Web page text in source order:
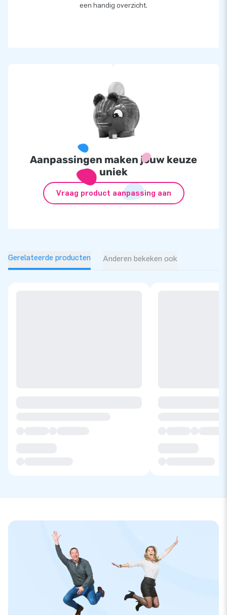
een handig overzicht.
Aanpassingen maken jouw keuze
uniek
Vraag product aanpassing aan
Gerelateerde producten Anderen bekeken ook